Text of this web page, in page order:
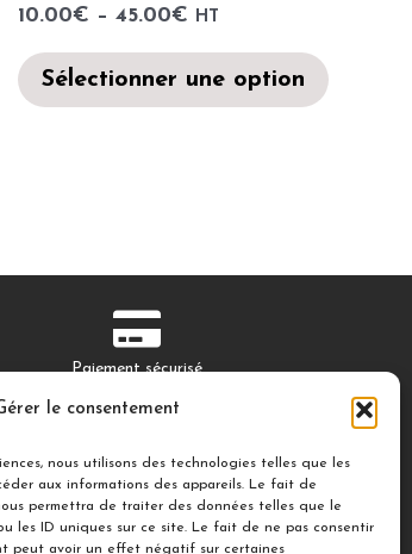
le consentement
nous utilisons des technologies telles que les
aux informations des appareils. Le fait de
permettra de traiter des données telles que le
les ID uniques sur ce site. Le fait de ne pas consentir
peut avoir un effet négatif sur certaines
10.00€ – 45.00€ HT
Sélectionner une option
Paiement sécurisé
Secure payment
Suivez-nous